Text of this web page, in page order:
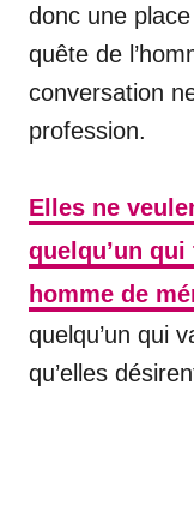
donc une
quête de
conversation
profession.
Elles ne
quelqu’un
homme de
quelqu’un qui
qu’elles